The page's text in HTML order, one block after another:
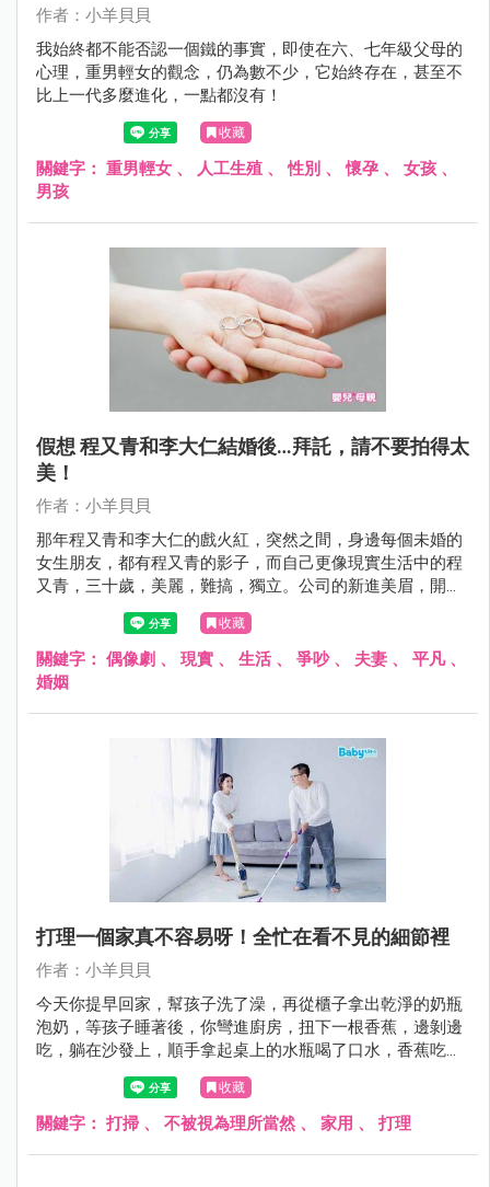
作者：小羊貝貝
我始終都不能否認一個鐵的事實，即使在六、七年級父母的
心理，重男輕女的觀念，仍為數不少，它始終存在，甚至不
比上一代多麼進化，一點都沒有！
收藏
關鍵字： 重男輕女 、 人工生殖 、性別 、懷孕 、 女孩 、
男孩
假想 程又青和李大仁結婚後…拜託，請不要拍得太
美！
作者：小羊貝貝
那年程又青和李大仁的戲火紅，突然之間，身邊每個未婚的
女生朋友，都有程又青的影子，而自己更像現實生活中的程
又青，三十歲，美麗，難搞，獨立。公司的新進美眉，開始
叫著我某某姊，聽著刺耳，而人家也只是表示禮貌，以表尊
收藏
關鍵字： 偶像劇 、 現實 、 生活、 爭吵、 夫妻 、 平凡、
婚姻
打理一個家真不容易呀！全忙在看不見的細節裡
作者：小羊貝貝
今天你提早回家，幫孩子洗了澡，再從櫃子拿出乾淨的奶瓶
泡奶，等孩子睡著後，你彎進廚房，扭下一根香蕉，邊剝邊
吃，躺在沙發上，順手拿起桌上的水瓶喝了口水，香蕉吃
完，又再起身，拿了片雜糧吐司，抺上草莓果醬......
收藏
關鍵字： 打掃 、 不被視為理所當然 、 家用 、 打理